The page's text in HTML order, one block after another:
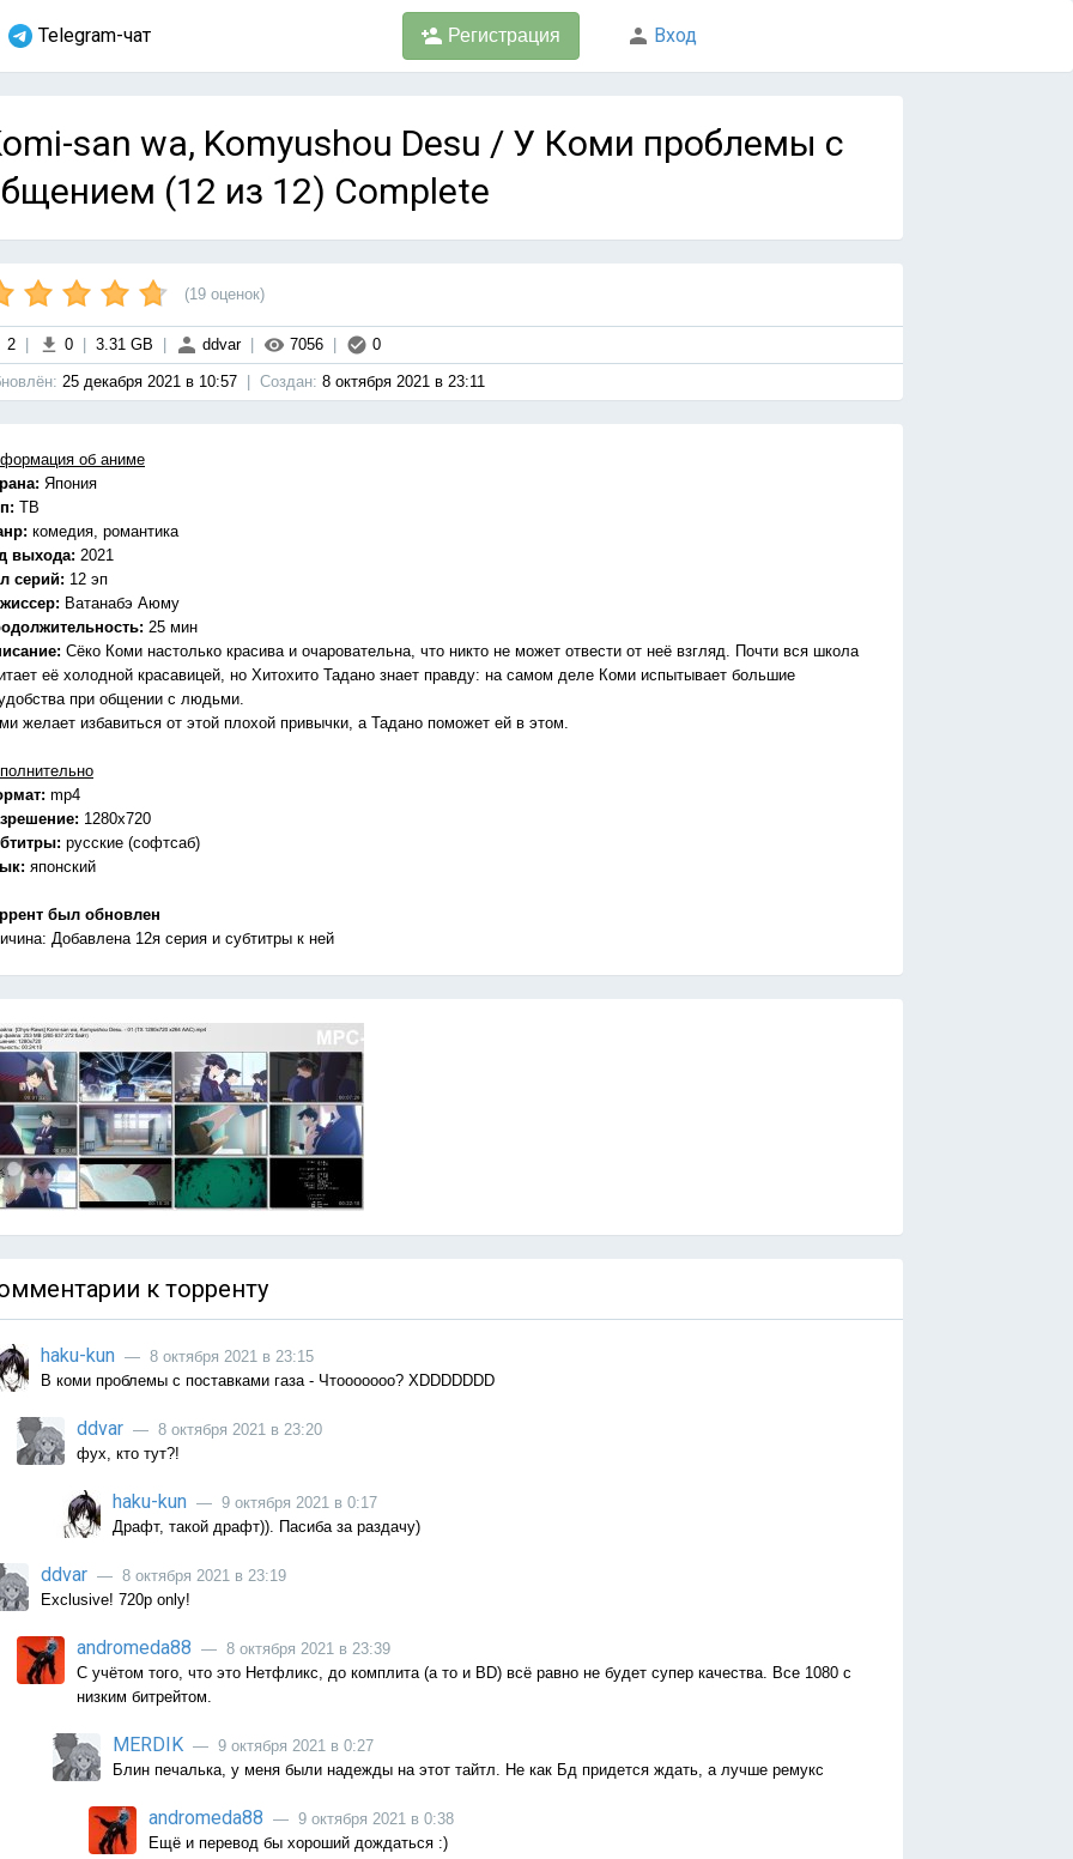
Telegram-чат Регистрация Вход
san wa, Komyushou Desu / У Коми проблемы с
(12 из 12) Complete
(19 оценок)
2 0 3.31 GB ddvar 7056 0
25 декабря 2021 в 10:57 Cоздан: 8 октября 2021 в 23:11
об аниме
Япония
ТВ
комедия, романтика
выхода: 2021
серий: 12 эп
Ватанабэ Аюму
25 мин
Сёко Коми настолько красива и очаровательна, что никто не может отвести от неё взгляд. Почти вся школа
её холодной красавицей, но Хитохито Тадано знает правду: на самом деле Коми испытывает большие
при общении с людьми.
желает избавиться от этой плохой привычки, а Тадано поможет ей в этом.
mp4
1280x720
русские (софтсаб)
японский
был обновлен
Добавлена 12я серия и субтитры к ней
к торренту
haku-kun — 8 октября 2021 в 23:15
В коми проблемы с поставками газа - Чтооооооо? XDDDDDDD
ddvar — 8 октября 2021 в 23:20
фух, кто тут?!
haku-kun — 9 октября 2021 в 0:17
Драфт, такой драфт)). Пасиба за раздачу)
ddvar — 8 октября 2021 в 23:19
Exclusive! 720р only!
andromeda88 — 8 октября 2021 в 23:39
С учётом того, что это Нетфликс, до комплита (а то и BD) всё равно не будет супер качества. Все 1080 с
низким битрейтом.
MERDIK — 9 октября 2021 в 0:27
Блин печалька, у меня были надежды на этот тайтл. Не как Бд придется ждать, а лучше ремукс
andromeda88 — 9 октября 2021 в 0:38
Ещё и перевод бы хороший дождаться :)